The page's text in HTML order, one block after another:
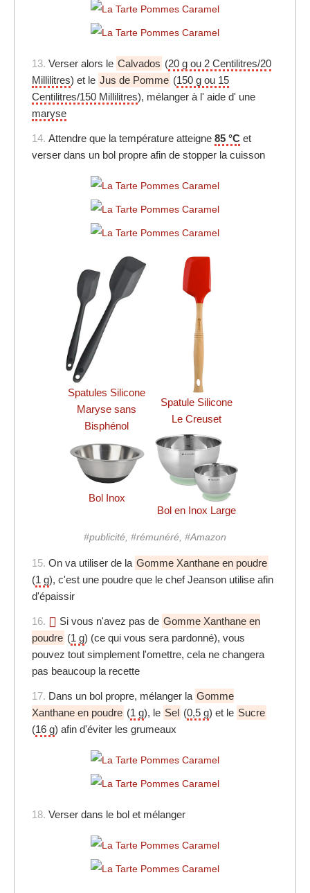
13. Verser alors le Calvados (20 g ou 2 Centilitres/20
Millilitres) et le Jus de Pomme (150 g ou 15
Centilitres/150 Millilitres), mélanger à l' aide d' une
maryse
14. Attendre que la température atteigne 85 °C et
verser dans un bol propre afin de stopper la cuisson
Spatules Silicone
Maryse sans
Bisphénol
Spatule Silicone
Le Creuset
Bol Inox
Bol en Inox Large
#publicité, #rémunéré, #Amazon
15. On va utiliser de la Gomme Xanthane en poudre
(1 g), c'est une poudre que le chef Jeanson utilise afin
d'épaissir
16. Si vous n'avez pas de Gomme Xanthane en
poudre (1 g) (ce qui vous sera pardonné), vous
pouvez tout simplement l'omettre, cela ne changera
pas beaucoup la recette
17. Dans un bol propre, mélanger la Gomme
Xanthane en poudre (1 g), le Sel (0,5 g) et le Sucre
(16 g) afin d'éviter les grumeaux
18. Verser dans le bol et mélanger